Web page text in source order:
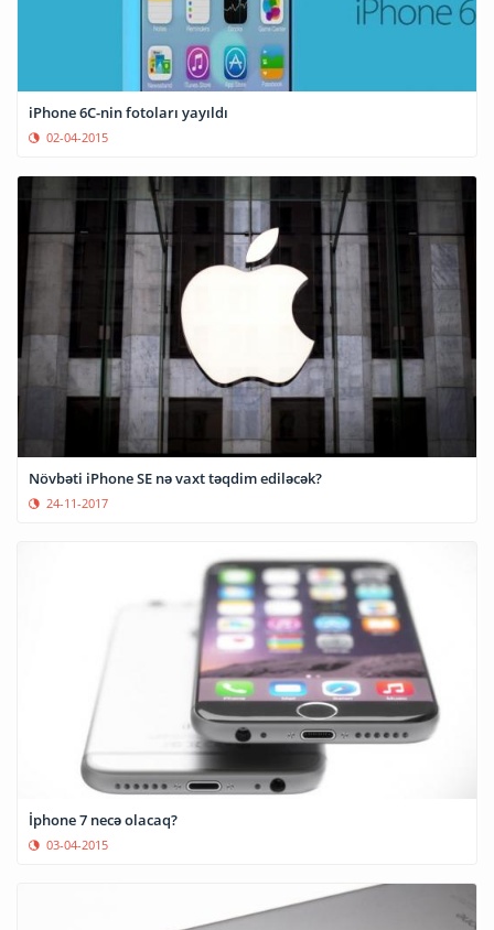
iPhone 6C-nin fotoları yayıldı
02-04-2015
Növbəti iPhone SE nə vaxt təqdim ediləcək?
24-11-2017
İphone 7 necə olacaq?
03-04-2015